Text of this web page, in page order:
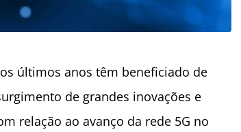
últimos anos têm beneficiado de
de grandes inovações e
relação ao avanço da rede 5G no